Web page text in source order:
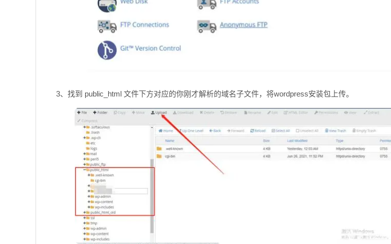
3、找到 public_html 文件下方对应的你刚才解析的域名子文件，将wordpress安装包上传。